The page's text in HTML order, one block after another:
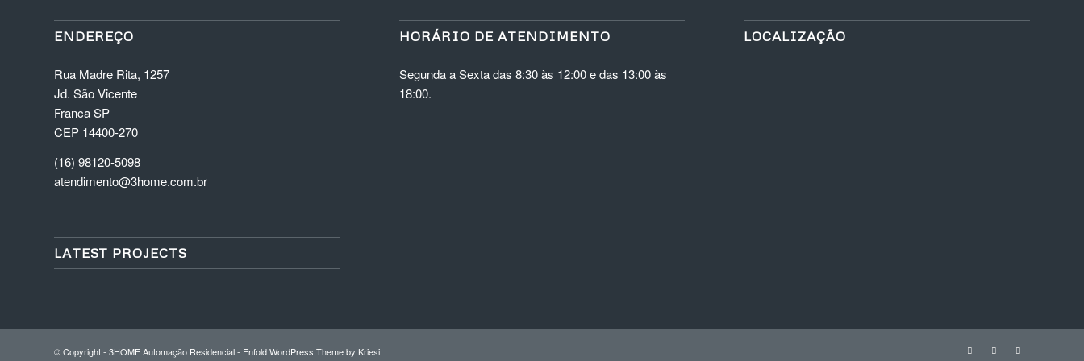
ENDEREÇO
Rua Madre Rita, 1257
Jd. São Vicente
Franca SP
CEP 14400-270
(16) 98120-5098
atendimento@3home.com.br
LATEST PROJECTS
HORÁRIO DE ATENDIMENTO
Segunda a Sexta das 8:30 às 12:00 e das 13:00 às
18:00.
LOCALIZAÇÃO
© Copyright - 3HOME Automação Residencial- Enfold WordPress Theme by Kriesi